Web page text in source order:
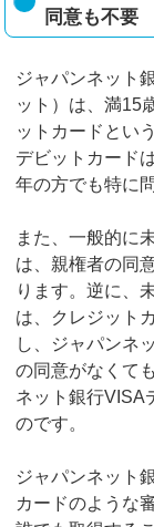
同意も不要
ジャパンネット
ット）は、満15
ットカードとい
デビットカード
年の方でも特に
また、一般的に
は、親権者の同
ります。逆に、
は、クレジット
し、ジャパンネ
の同意がなくて
ネット銀行VISA
のです。
ジャパンネット
カードのような